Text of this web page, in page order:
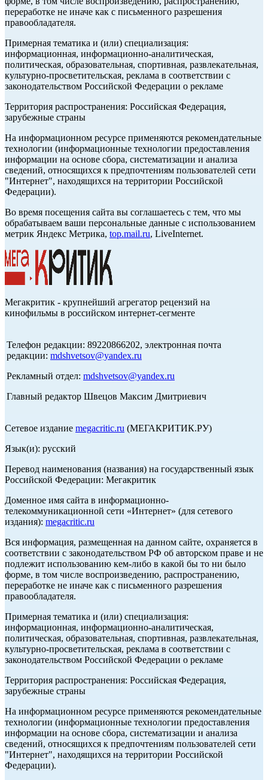
переработке не иначе как с письменного разрешения
правообладателя.
Примерная тематика и (или) специализация:
информационная, информационно-аналитическая,
политическая, образовательная, спортивная, развлекательная,
культурно-просветительская, реклама в соответствии с
законодательством Российской Федерации о рекламе
Территория распространения: Российская Федерация,
зарубежные страны
На информационном ресурсе применяются рекомендательные
технологии (информационные технологии предоставления
информации на основе сбора, систематизации и анализа
сведений, относящихся к предпочтениям пользователей сети
"Интернет", находящихся на территории Российской
Федерации).
Во время посещения сайта вы соглашаетесь с тем, что мы
обрабатываем ваши персональные данные с использованием
метрик Яндекс Метрика, top.mail.ru, LiveInternet.
Мегакритик - крупнейший агрегатор рецензий на
кинофильмы в российском интернет-сегменте
Телефон редакции: 89220866202, электронная почта
редакции: mdshvetsov@yandex.ru
Рекламный отдел: mdshvetsov@yandex.ru
Главный редактор Швецов Максим Дмитриевич
Сетевое издание megacritic.ru (МЕГАКРИТИК.РУ)
Язык(и): русский
Перевод наименования (названия) на государственный язык
Российской Федерации: Мегакритик
Доменное имя сайта в информационно-
телекоммуникационной сети «Интернет» (для сетевого
издания): megacritic.ru
Вся информация, размещенная на данном сайте, охраняется в
соответствии с законодательством РФ об авторском праве и не
подлежит использованию кем-либо в какой бы то ни было
форме, в том числе воспроизведению, распространению,
переработке не иначе как с письменного разрешения
правообладателя.
Примерная тематика и (или) специализация:
информационная, информационно-аналитическая,
политическая, образовательная, спортивная, развлекательная,
культурно-просветительская, реклама в соответствии с
законодательством Российской Федерации о рекламе
Территория распространения: Российская Федерация,
зарубежные страны
На информационном ресурсе применяются рекомендательные
технологии (информационные технологии предоставления
информации на основе сбора, систематизации и анализа
сведений, относящихся к предпочтениям пользователей сети
"Интернет", находящихся на территории Российской
Федерации).